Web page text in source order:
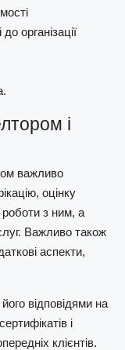
організації
і
важливо
оцінку
роботи з ним, а
Важливо також
аспекти,
відповідями на
і
клієнтів.